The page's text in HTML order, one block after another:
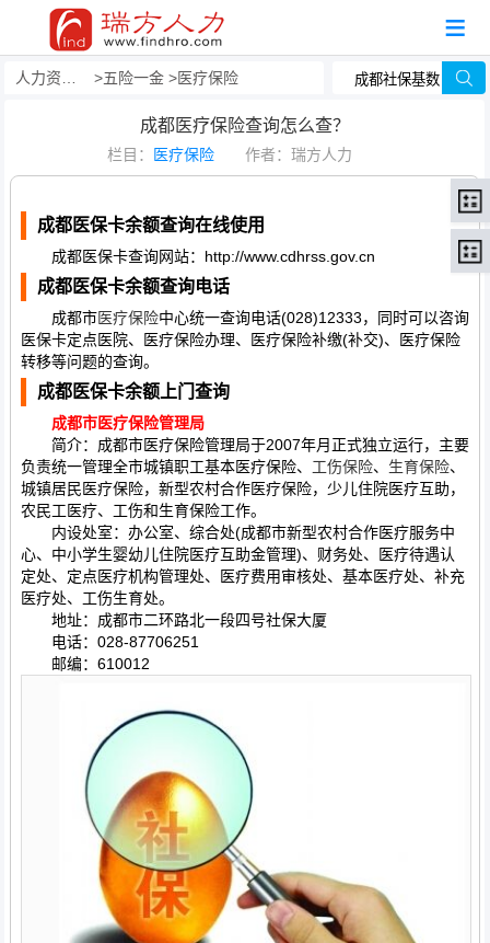
五险一金 医疗保险
成都医疗保险查询怎么查？
栏目： 医疗保险 作者：瑞方人力
成都医保卡余额查询在线使用
成都医保卡查询网站：http://www.cdhrss.gov.cn
成都医保卡余额查询电话
成都市医疗保险中心统一查询电话(028)12333，同时可以咨询
医保卡定点医院、医疗保险办理、医疗保险补缴(补交)、医疗保险
转移等问题的查询。
成都医保卡余额上门查询
成都市医疗保险管理局
简介：成都市医疗保险管理局于2007年月正式独立运行，主要
负责统一管理全市城镇职工基本医疗保险、 工伤保险、 生育保险、
城镇居民医疗保险，新型农村合作医疗保险，少儿住院医疗互助，
农民工医疗、工伤和生育保险工作。
内设处室：办公室、综合处(成都市新型农村合作医疗服务中
心、中小学生婴幼儿住院医疗互助金管理)、财务处、医疗待遇认
定处、定点医疗机构管理处、医疗费用审核处、基本医疗处、补充
医疗处、工伤生育处。
地址：成都市二环路北一段四号社保大厦
电话：028-87706251
邮编：610012